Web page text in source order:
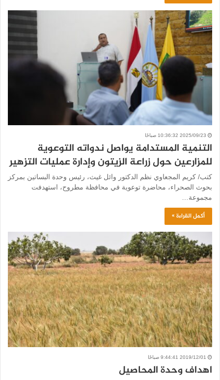
2025/09/23 10:36:32 صباحًا
التنمية المستدامة يواصل ندواته التوعوية
للمزارعين حول زراعة الزيتون وإدارة عمليات التزهير
كتب/ كريم المجعاوي نظم الدكتور وائل غيث، رئيس وحدة البساتين بمركز
بحوث الصحراء، محاضرة توعوية في محافظة مطروح، استهدفت
مجموعة…
أكمل القراءة »
2019/12/01 9:44:41 صباحًا
اهداف وحدة المحاصيل